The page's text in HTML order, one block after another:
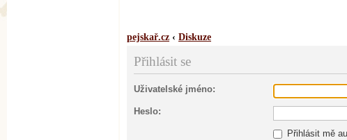
pejskař.cz ‹ Diskuze
Přihlásit se
Uživatelské jméno:
Heslo:
Přihlásit mě